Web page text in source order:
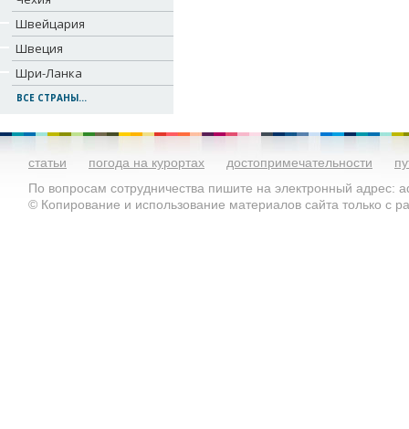
Швейцария
Швеция
Шри-Ланка
ВСЕ СТРАНЫ...
статьи погода на курортах достопримечательности
По вопросам сотрудничества пишите на электронный адрес:
© Копирование и использование материалов сайта только с